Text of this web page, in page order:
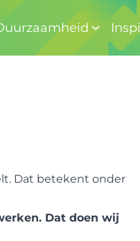
Dat betekent onder
Dat doen wij